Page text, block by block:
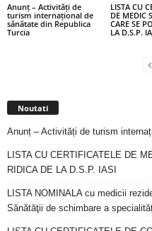
Anunț – Activități de
turism internațional de
sănătate din Republica
Turcia
LISTA CU
DE MEDIC
CARE SE
LA D.S.P.
Noutati
Anunț – Activități de turism
LISTA CU CERTIFICATELE DE
RIDICA DE LA D.S.P. IASI
LISTA NOMINALA cu medicii
Sănătăţii de schimbare a